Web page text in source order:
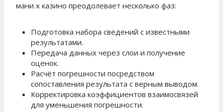
мани х казино преодолевает несколько фаз:
Подготовка набора сведений с известными
результатами.
Передача данных через слои и получение
оценок.
Расчёт погрешности посредством
сопоставления результата с верным выводом.
Корректировка коэффициентов взаимосвязей
для уменьшения погрешности.